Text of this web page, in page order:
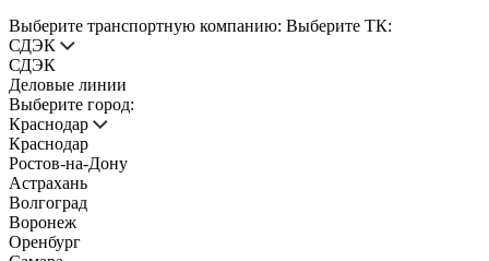
Выберите транспортную компанию: Выберите ТК:
СДЭК
СДЭК
Деловые линии
Выберите город:
Краснодар
Краснодар
Ростов-на-Дону
Астрахань
Волгоград
Воронеж
Оренбург